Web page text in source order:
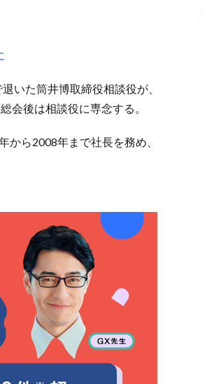
いた筒井博取締役相談役が、
会後は相談役に専念する。
ら2008年まで社長を務め、